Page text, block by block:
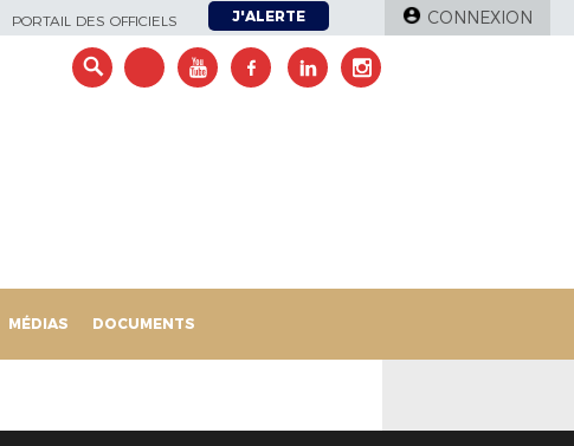
PORTAIL DES OFFICIELS J'ALERTE CONNEXION
MÉDIAS DOCUMENTS